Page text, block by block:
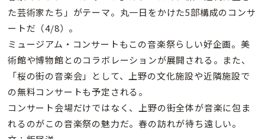
た芸術家たち」がテーマ。丸一日をかけた5部構成のコンサ
ートだ（4/8）。
ミュージアム・コンサートもこの音楽祭らしい好企画。美
術館や博物館とのコラボレーションが展開される。また、
「桜の街の音楽会」として、上野の文化施設や近隣施設で
の無料コンサートも予定される。
コンサート会場だけではなく、上野の街全体が音楽に包ま
れるのがこの音楽祭の魅力だ。春の訪れが待ち遠しい。